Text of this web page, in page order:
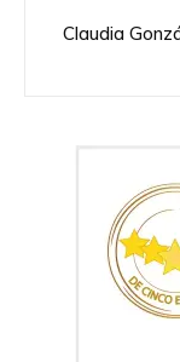
Claudia